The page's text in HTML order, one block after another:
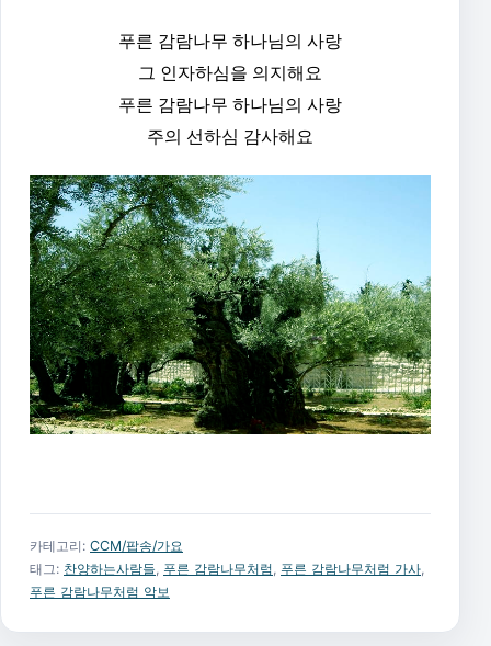
푸른 감람나무 하나님의 사랑
그 인자하심을 의지해요
푸른 감람나무 하나님의 사랑
주의 선하심 감사해요
카테고리: CCM/팝송/가요
태그: 찬양하는사람들, 푸른 감람나무처럼, 푸른 감람나무처럼 가사,
푸른 감람나무처럼 악보